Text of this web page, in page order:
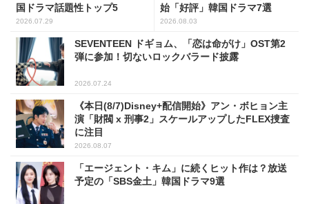
国ドラマ話題性トップ5
2026.07.29
始「好評」韓国ドラマ7選
2026.08.03
SEVENTEEN ドギョム、「恋は命がけ」OST第2
弾に参加！切ないロックバラード披露
2026.07.24
《本日(8/7)Disney+配信開始》アン・ボヒョン主
演「財閥 x 刑事2」スケールアップしたFLEX捜査
に注目
2026.08.07
「エージェント・キム」に続くヒット作は？放送
予定の「SBS金土」韓国ドラマ9選